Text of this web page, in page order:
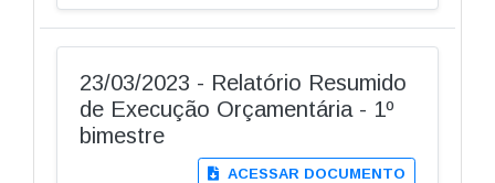
23/03/2023 - Relatório Resumido
de Execução Orçamentária - 1º
bimestre
ACESSAR DOCUMENTO